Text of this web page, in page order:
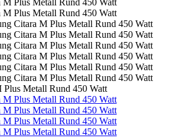
Metall Rund 450 Watt